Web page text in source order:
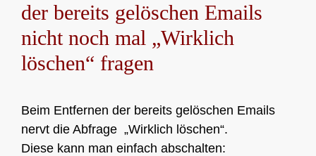
der bereits gelöschen Emails
nicht noch mal „Wirklich
löschen“ fragen
Beim Entfernen der bereits gelöschen Emails
nervt die Abfrage „Wirklich löschen“.
Diese kann man einfach abschalten: